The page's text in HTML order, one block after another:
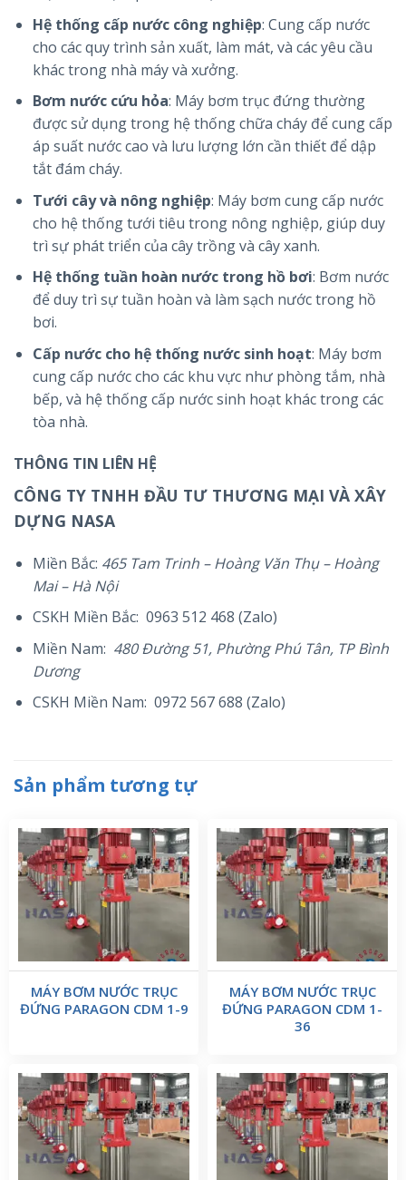
Hệ thống cấp nước công nghiệp: Cung cấp nước
cho các quy trình sản xuất, làm mát, và các yêu cầu
khác trong nhà máy và xưởng.
Bơm nước cứu hỏa: Máy bơm trục đứng thường
được sử dụng trong hệ thống chữa cháy để cung cấp
áp suất nước cao và lưu lượng lớn cần thiết để dập
tắt đám cháy.
Tưới cây và nông nghiệp: Máy bơm cung cấp nước
cho hệ thống tưới tiêu trong nông nghiệp, giúp duy
trì sự phát triển của cây trồng và cây xanh.
Hệ thống tuần hoàn nước trong hồ bơi: Bơm nước
để duy trì sự tuần hoàn và làm sạch nước trong hồ
bơi.
Cấp nước cho hệ thống nước sinh hoạt: Máy bơm
cung cấp nước cho các khu vực như phòng tắm, nhà
bếp, và hệ thống cấp nước sinh hoạt khác trong các
tòa nhà.
THÔNG TIN LIÊN HỆ
CÔNG TY TNHH ĐẦU TƯ THƯƠNG MẠI VÀ XÂY
DỰNG NASA
Miền Bắc: 465 Tam Trinh – Hoàng Văn Thụ – Hoàng
Mai – Hà Nội
CSKH Miền Bắc: 0963 512 468 (Zalo)
Miền Nam: 480 Đường 51, Phường Phú Tân, TP Bình
Dương
CSKH Miền Nam: 0972 567 688 (Zalo)
Sản phẩm tương tự
MÁY BƠM NƯỚC TRỤC
ĐỨNG PARAGON CDM 1-9
MÁY BƠM NƯỚC TRỤC
ĐỨNG PARAGON CDM 1-
36